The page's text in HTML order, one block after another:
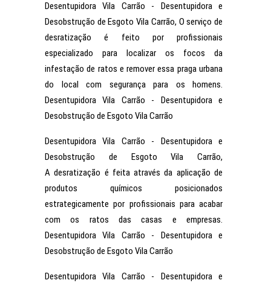
Desentupidora Vila Carrão - Desentupidora e
Desobstrução de Esgoto Vila Carrão, O serviço de
desratização é feito por profissionais
especializado para localizar os focos da
infestação de ratos e remover essa praga urbana
do local com segurança para os homens.
Desentupidora Vila Carrão - Desentupidora e
Desobstrução de Esgoto Vila Carrão
Desentupidora Vila Carrão - Desentupidora e
Desobstrução de Esgoto Vila Carrão,
A desratização é feita através da aplicação de
produtos químicos posicionados
estrategicamente por profissionais para acabar
com os ratos das casas e empresas.
Desentupidora Vila Carrão - Desentupidora e
Desobstrução de Esgoto Vila Carrão
Desentupidora Vila Carrão - Desentupidora e